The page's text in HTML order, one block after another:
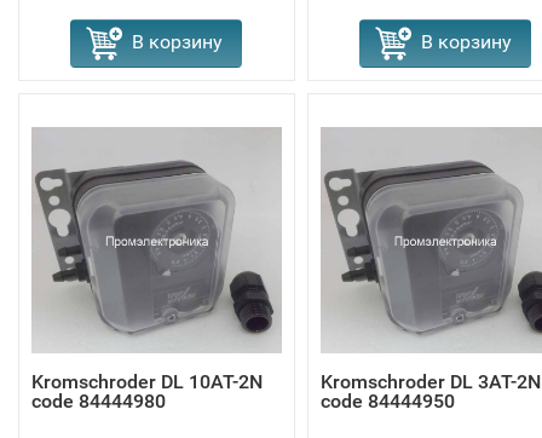
В корзину В корзину
Kromschroder DL 10AT-2N
code 84444980
Kromschroder DL 3AT-2N
code 84444950